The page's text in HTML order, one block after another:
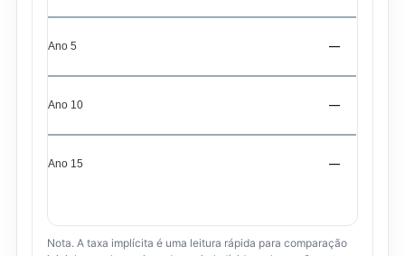
Ano 5 —
Ano 10 —
Ano 15 —
Nota. A taxa implícita é uma leitura rápida para comparação